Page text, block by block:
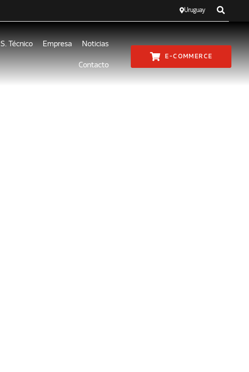
Uruguay
S. Técnico Empresa Noticias
Contacto
E-COMMERCE